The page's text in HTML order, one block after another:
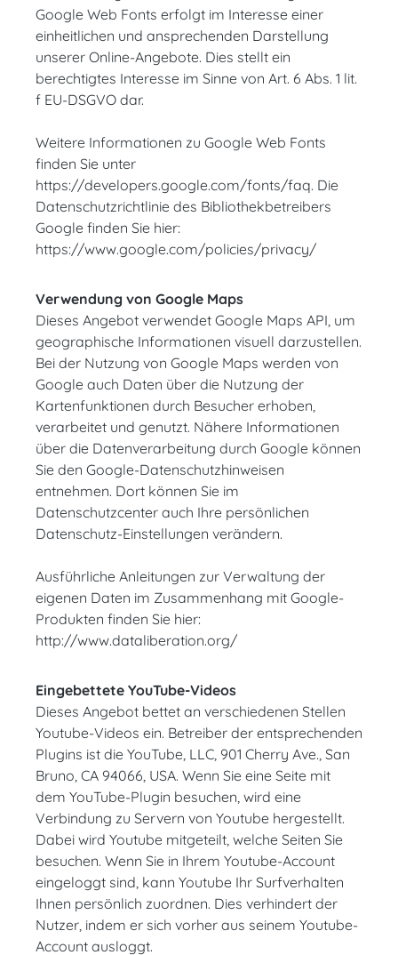
Google Web Fonts erfolgt im Interesse einer
einheitlichen und ansprechenden Darstellung
unserer Online-Angebote. Dies stellt ein
berechtigtes Interesse im Sinne von Art. 6 Abs. 1 lit.
f EU-DSGVO dar.
Weitere Informationen zu Google Web Fonts
finden Sie unter
https://developers.google.com/fonts/faq. Die
Datenschutzrichtlinie des Bibliothekbetreibers
Google finden Sie hier:
https://www.google.com/policies/privacy/
Verwendung von Google Maps
Dieses Angebot verwendet Google Maps API, um
geographische Informationen visuell darzustellen.
Bei der Nutzung von Google Maps werden von
Google auch Daten über die Nutzung der
Kartenfunktionen durch Besucher erhoben,
verarbeitet und genutzt. Nähere Informationen
über die Datenverarbeitung durch Google können
Sie den Google-Datenschutzhinweisen
entnehmen. Dort können Sie im
Datenschutzcenter auch Ihre persönlichen
Datenschutz-Einstellungen verändern.
Ausführliche Anleitungen zur Verwaltung der
eigenen Daten im Zusammenhang mit Google-
Produkten finden Sie hier:
http://www.dataliberation.org/
Eingebettete YouTube-Videos
Dieses Angebot bettet an verschiedenen Stellen
Youtube-Videos ein. Betreiber der entsprechenden
Plugins ist die YouTube, LLC, 901 Cherry Ave., San
Bruno, CA 94066, USA. Wenn Sie eine Seite mit
dem YouTube-Plugin besuchen, wird eine
Verbindung zu Servern von Youtube hergestellt.
Dabei wird Youtube mitgeteilt, welche Seiten Sie
besuchen. Wenn Sie in Ihrem Youtube-Account
eingeloggt sind, kann Youtube Ihr Surfverhalten
Ihnen persönlich zuordnen. Dies verhindert der
Nutzer, indem er sich vorher aus seinem Youtube-
Account ausloggt.